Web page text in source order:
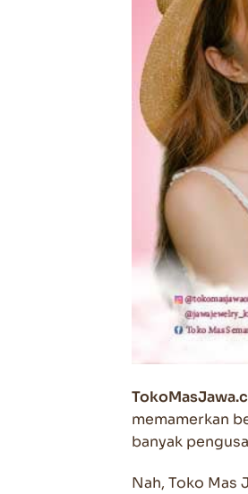
memamerkan
banyak
Nah, Toko Mas